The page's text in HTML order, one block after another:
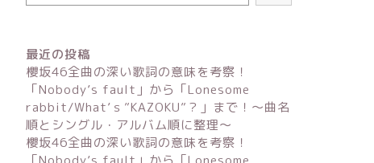
最近の投稿
櫻坂46全曲の深い歌詞の意味を考察！
「Nobody’s fault」から「Lonesome
rabbit/What’ｓ”KAZOKU”？」まで！〜曲名
順とシングル・アルバム順に整理～
櫻坂46全曲の深い歌詞の意味を考察！